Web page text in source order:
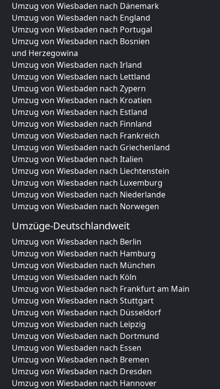
Umzug von Wiesbaden nach Dänemark
Umzug von Wiesbaden nach England
Umzug von Wiesbaden nach Portugal
Umzug von Wiesbaden nach Bosnien
und Herzegowina
Umzug von Wiesbaden nach Irland
Umzug von Wiesbaden nach Lettland
Umzug von Wiesbaden nach Zypern
Umzug von Wiesbaden nach Kroatien
Umzug von Wiesbaden nach Estland
Umzug von Wiesbaden nach Finnland
Umzug von Wiesbaden nach Frankreich
Umzug von Wiesbaden nach Griechenland
Umzug von Wiesbaden nach Italien
Umzug von Wiesbaden nach Liechtenstein
Umzug von Wiesbaden nach Luxemburg
Umzug von Wiesbaden nach Niederlande
Umzug von Wiesbaden nach Norwegen
Umzüge-Deutschlandweit
Umzug von Wiesbaden nach Berlin
Umzug von Wiesbaden nach Hamburg
Umzug von Wiesbaden nach München
Umzug von Wiesbaden nach Köln
Umzug von Wiesbaden nach Frankfurt am Main
Umzug von Wiesbaden nach Stuttgart
Umzug von Wiesbaden nach Düsseldorf
Umzug von Wiesbaden nach Leipzig
Umzug von Wiesbaden nach Dortmund
Umzug von Wiesbaden nach Essen
Umzug von Wiesbaden nach Bremen
Umzug von Wiesbaden nach Dresden
Umzug von Wiesbaden nach Hannover